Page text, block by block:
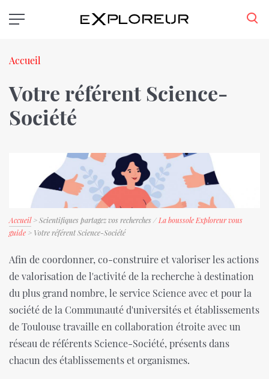
au
Fil
Accueil
Votre référent Science-
Société
Accueil> Scientifiques partagez vos recherches /La boussole Exploreur vous
guide > Votre référent Science-Société
Afin de coordonner, co-construire et valoriser les actions
de valorisation de l'activité de la recherche à destination
du plus grand nombre, le service Science avec et pour la
société de la Communauté d'universités et établissements
de Toulouse travaille en collaboration étroite avec un
réseau de référents Science-Société, présents dans
chacun des établissements et organismes.